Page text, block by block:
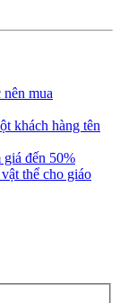
mua
khách hàng tên
đến 50%
thể cho giáo